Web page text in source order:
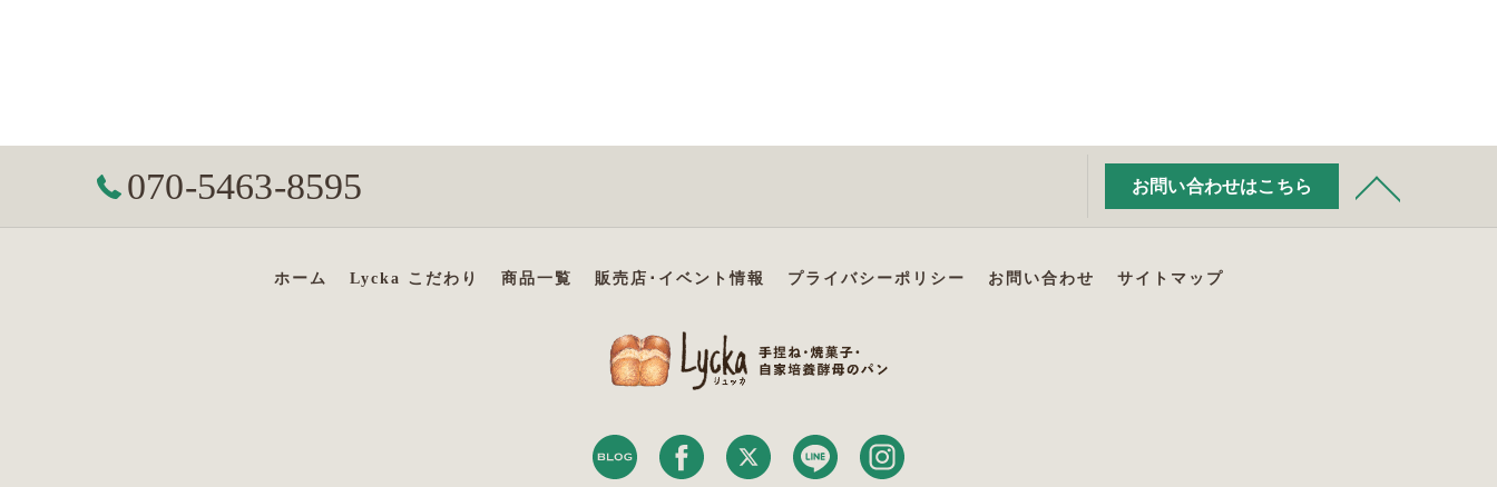
070-5463-8595 お問い合わせはこちら
ホーム Lycka こだわり 商品一覧 販売店･イベント情報 プライバシーポリシー お問い合わせ サイトマップ